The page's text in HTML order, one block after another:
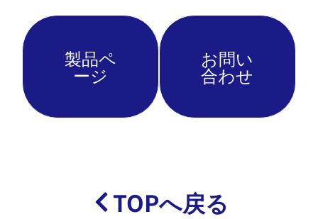
製品ペ
ージ
お問い
合わせ
TOPへ戻る